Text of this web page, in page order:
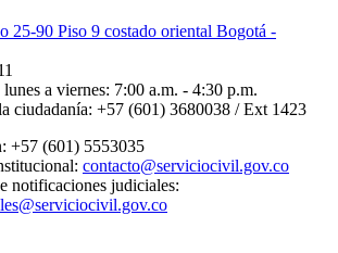
25-90 Piso 9 costado oriental Bogotá -
lunes a viernes: 7:00 a.m. - 4:30 p.m.
ciudadanía: +57 (601) 3680038 / Ext 1423
+57 (601) 5553035
contacto@serviciocivil.gov.co
notificaciones judiciales: